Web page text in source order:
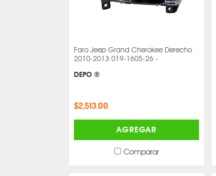
Faro Jeep Grand Cherokee Derecho
2010-2013 019-1605-26 -
DEPO ®
$2,513.00
AGREGAR
Comparar